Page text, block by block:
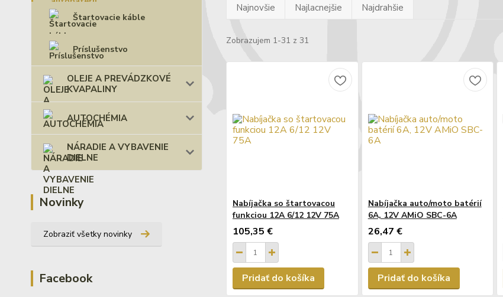
Štartovacie káble
Príslušenstvo
OLEJE A PREVÁDZKOVÉ
KVAPALINY
AUTOCHÉMIA
NÁRADIE A VYBAVENIE
DIELNE
Novinky
Zobraziť všetky novinky
Facebook
Najnovšie Najlacnejšie Najdrahšie
Zobrazujem 1-31 z 31
Nabíjačka so štartovacou
funkciou 12A 6/12 12V 75A
105,35 €
Pridať do košíka
Nabíjačka auto/moto batérií
6A, 12V AMiO SBC-6A
26,47 €
Pridať do košíka